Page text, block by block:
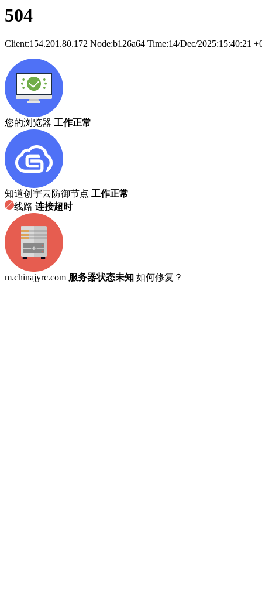
504
Client:154.201.80.172 Node:b126a64 Time:14/Dec/2025:15:40:21
您的浏览器 工作正常
知道创宇云防御节点 工作正常
线路 连接超时
m.chinajyrc.com 服务器状态未知 如何修复？